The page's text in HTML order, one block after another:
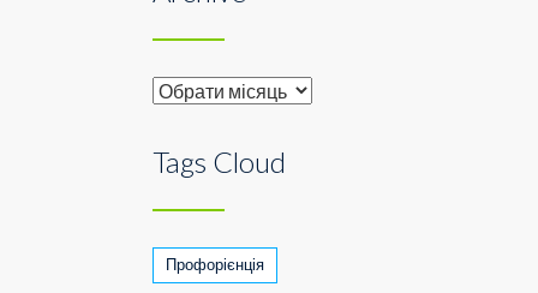
Archive
Tags Cloud
Профорієнція